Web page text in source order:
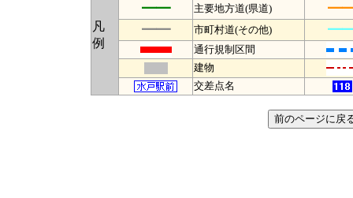
凡
例
━━
主要地方道(県道)
━━
市町村道(その他)
通行規制区間
建物
交差点名